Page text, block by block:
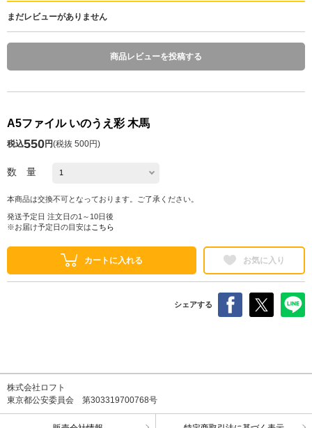
まだレビューがありません
商品レビューを投稿する
A5ファイル いのうえ彩 木馬
税込550円(税抜 500円)
数 量
本商品は交換不可となっております。ご了承ください。
発送予定日 注文日の1～10日後
※お届け予定日の目安は こちら
カートに入れる お気に入り
シェアする
株式会社ロフト
東京都公安委員会 第303319700768号